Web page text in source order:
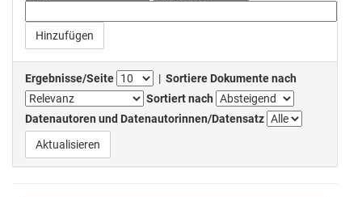
Ergebnisse/Seite | Sortiere Dokumente nach
Sortiert nach
Datenautoren und Datenautorinnen/Datensatz